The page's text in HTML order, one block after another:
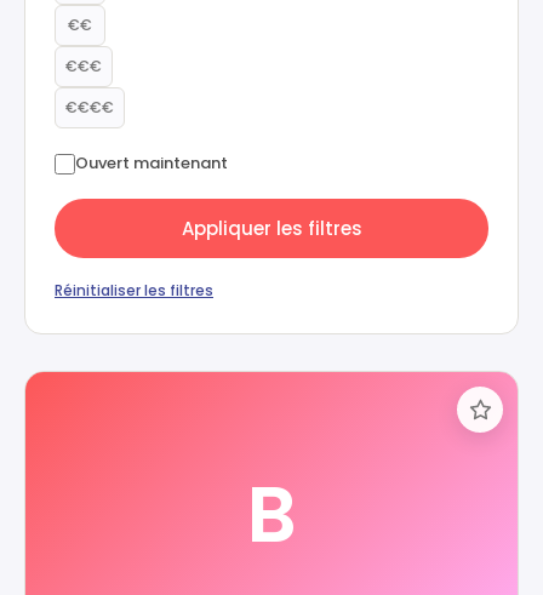
€€
€€€
€€€€
Ouvert maintenant
Appliquer les filtres
Réinitialiser les filtres
B